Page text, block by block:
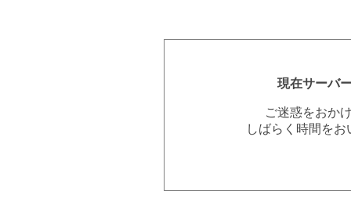
現在サーバ
ご迷惑をおか
しばらく時間を